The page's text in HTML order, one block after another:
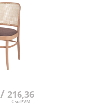
/ 216,36
€ su PVM